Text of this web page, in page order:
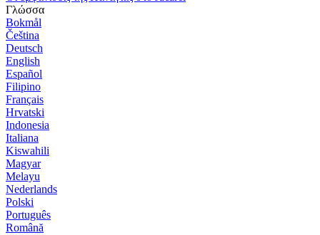
Γλώσσα
Bokmål
Čeština
Deutsch
English
Español
Filipino
Français
Hrvatski
Indonesia
Italiana
Kiswahili
Magyar
Melayu
Nederlands
Polski
Português
Română